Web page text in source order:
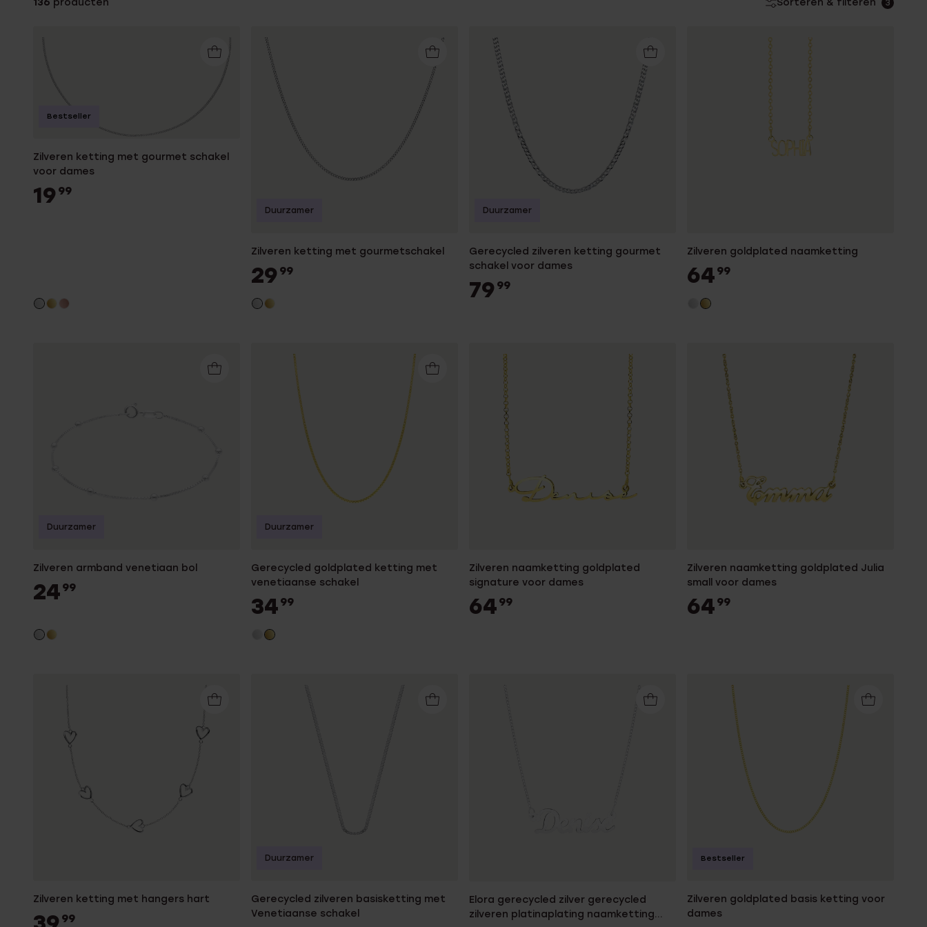
136 producten Sorteren & filteren 3
Zilveren ketting met gourmet schakel
voor dames
19 99
Bestseller
Zilveren ketting met gourmetschakel
29 99
Duurzamer
Gerecycled zilveren ketting gourmet
schakel voor dames
79 99
Duurzamer
Zilveren goldplated naamketting
64 99
Zilveren armband venetiaan bol
24 99
Duurzamer
Gerecycled goldplated ketting met
venetiaanse schakel
34 99
Duurzamer
Zilveren naamketting goldplated
signature voor dames
64 99
Zilveren naamketting goldplated Julia
small voor dames
64 99
Zilveren ketting met hangers hart
99
Gerecycled zilveren basisketting met
Venetiaanse schakel
Duurzamer
Elora gerecycled zilver gerecycled
zilveren platinaplating naamketting
Zilveren goldplated basis ketting voor
dames
Bestseller